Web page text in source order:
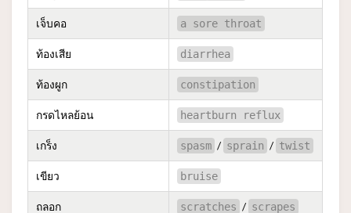
เจ็บคอ a sore throat
ท้องเสีย diarrhea
ท้องผูก constipation
กรดไหลย้อน heartburn reflux
เกร็ง spasm / sprain / twist
เขียว bruise
ถลอก scratches / scrapes